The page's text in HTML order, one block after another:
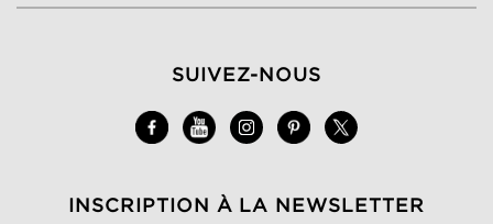
SUIVEZ-NOUS
INSCRIPTION À LA NEWSLETTER